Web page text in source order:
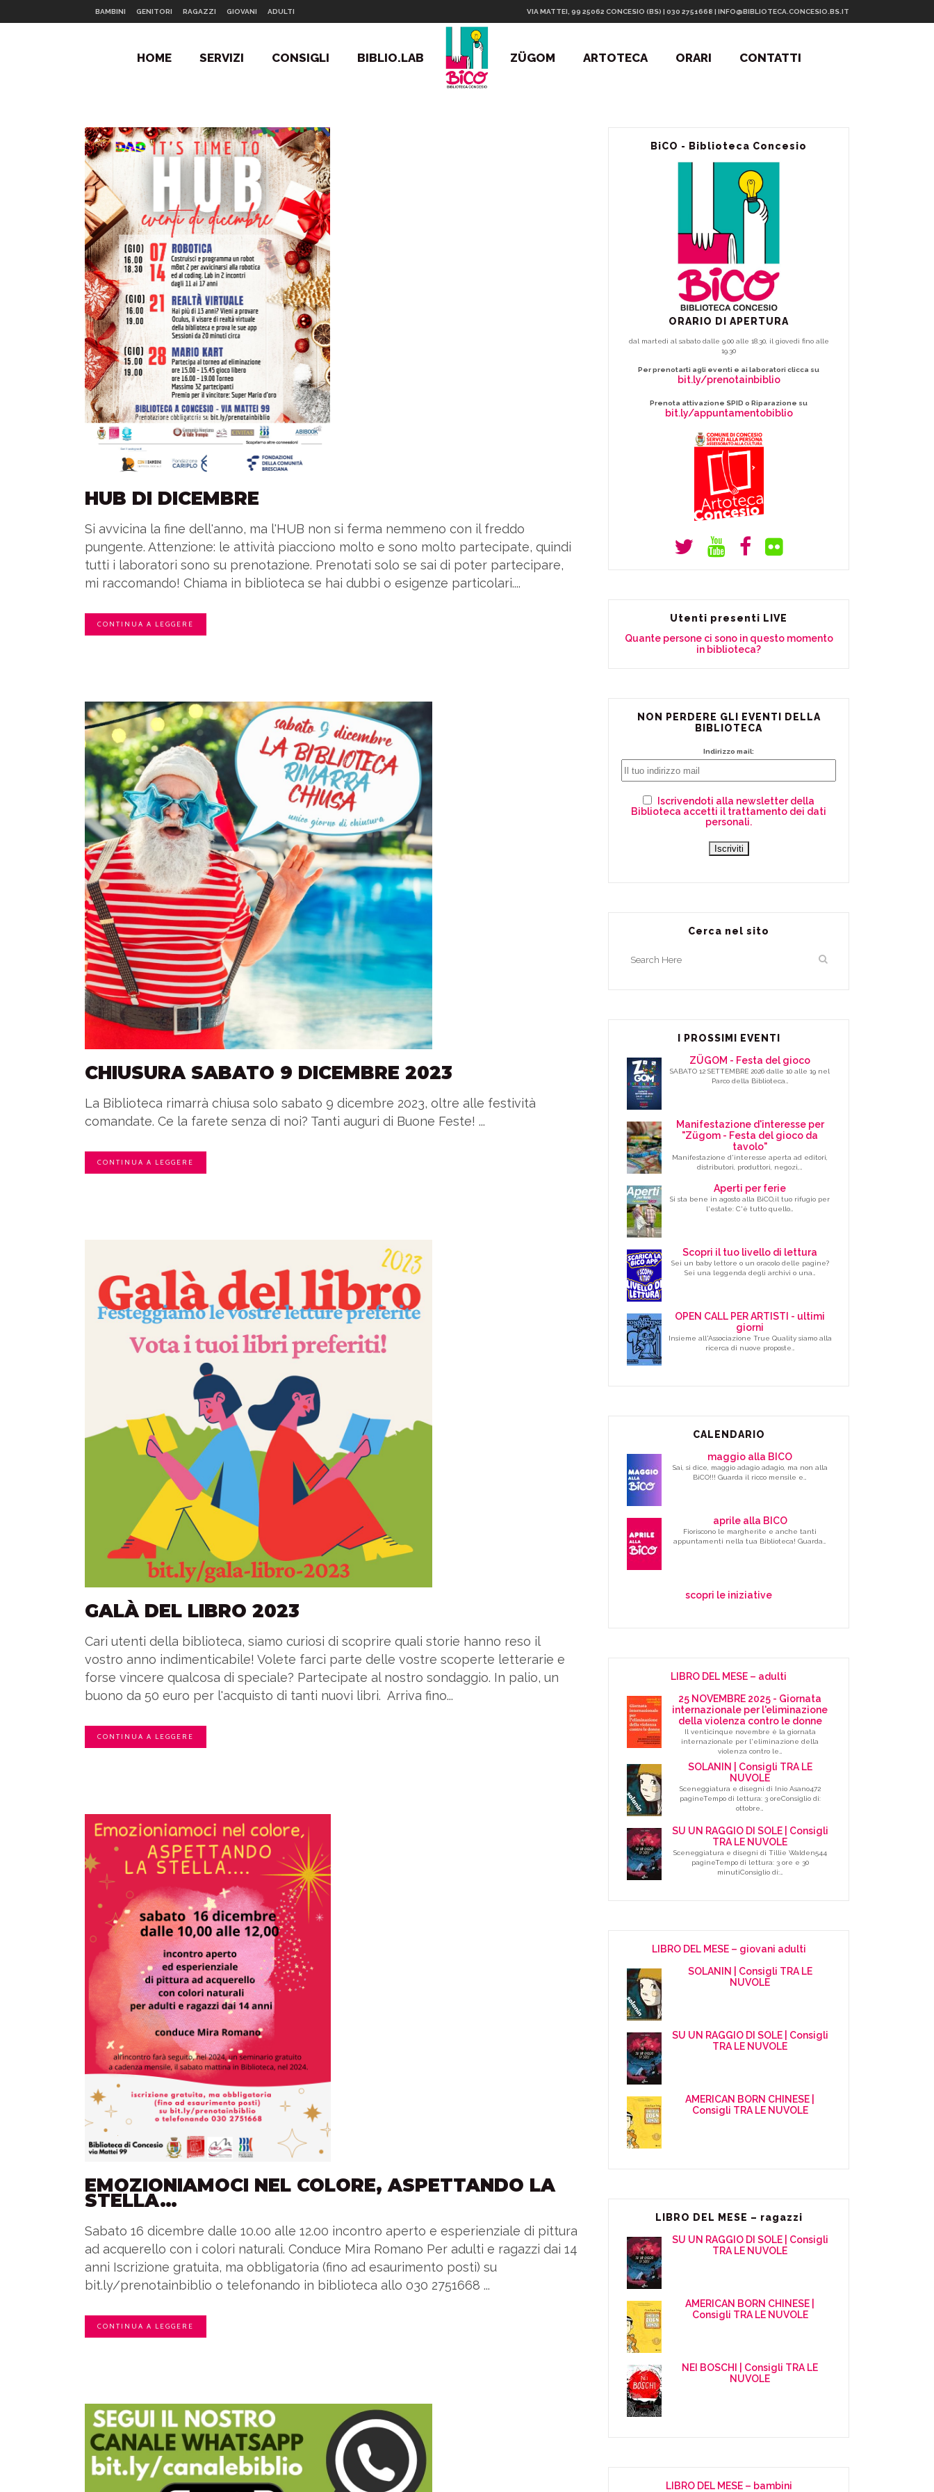
BAMBINI GENITORI RAGAZZI GIOVANI ADULTI VIA MATTEI, 99 25062 CONCESIO (BS) | 030 2751668 | INFO@BIBLIOTECA.CONCESIO.BS.IT
HOME SERVIZI CONSIGLI BIBLIO.LAB ZÜGOM ARTOTECA ORARI CONTATTI
HUB DI DICEMBRE
Si avvicina la fine dell'anno, ma l'HUB non si ferma nemmeno con il freddo
pungente. Attenzione: le attività piacciono molto e sono molto partecipate, quindi
tutti i laboratori sono su prenotazione. Prenotati solo se sai di poter partecipare,
mi raccomando! Chiama in biblioteca se hai dubbi o esigenze particolari....
CONTINUA A LEGGERE
CHIUSURA SABATO 9 DICEMBRE 2023
La Biblioteca rimarrà chiusa solo sabato 9 dicembre 2023, oltre alle festività
comandate. Ce la farete senza di noi? Tanti auguri di Buone Feste! ...
CONTINUA A LEGGERE
GALÀ DEL LIBRO 2023
Cari utenti della biblioteca, siamo curiosi di scoprire quali storie hanno reso il
vostro anno indimenticabile! Volete farci parte delle vostre scoperte letterarie e
forse vincere qualcosa di speciale? Partecipate al nostro sondaggio. In palio, un
buono da 50 euro per l'acquisto di tanti nuovi libri. Arriva fino...
CONTINUA A LEGGERE
EMOZIONIAMOCI NEL COLORE, ASPETTANDO LA
STELLA…
Sabato 16 dicembre dalle 10.00 alle 12.00 incontro aperto e esperienziale di pittura
ad acquerello con i colori naturali. Conduce Mira Romano Per adulti e ragazzi dai 14
anni Iscrizione gratuita, ma obbligatoria (fino ad esaurimento posti) su
bit.ly/prenotainbiblio o telefonando in biblioteca allo 030 2751668 ...
CONTINUA A LEGGERE
BiCO - Biblioteca Concesio
ORARIO DI APERTURA
dal martedì al sabato dalle 9.00 alle 18.30, il giovedì fino alle
19.30
Per prenotarti agli eventi e ai laboratori clicca su
bit.ly/prenotainbiblio
Prenota attivazione SPID o Riparazione su
bit.ly/appuntamentobiblio
Utenti presenti LIVE
Quante persone ci sono in questo momento
in biblioteca?
NON PERDERE GLI EVENTI DELLA
BIBLIOTECA
Indirizzo mail:
Iscrivendoti alla newsletter della
Biblioteca accetti il trattamento dei dati
personali.
Cerca nel sito
I PROSSIMI EVENTI
ZÜGOM - Festa del gioco
SABATO 12 SETTEMBRE 2026 dalle 10 alle 19 nel
Parco della Biblioteca…
Manifestazione d'interesse per
"Zügom - Festa del gioco da
tavolo"
Manifestazione d'interesse aperta ad editori,
distributori, produttori, negozi,…
Aperti per ferie
Si sta bene in agosto alla BiCO,il tuo rifugio per
l'estate: C'è tutto quello…
Scopri il tuo livello di lettura
Sei un baby lettore o un oracolo delle pagine?
Sei una leggenda degli archivi o una…
OPEN CALL PER ARTISTI - ultimi
giorni
Insieme all'Associazione True Quality siamo alla
ricerca di nuove proposte…
CALENDARIO
maggio alla BICO
Sai, si dice, maggio adagio adagio, ma non alla
BiCO!!! Guarda il ricco mensile e…
aprile alla BICO
Fioriscono le margherite e anche tanti
appuntamenti nella tua Biblioteca! Guarda…
scopri le iniziative
LIBRO DEL MESE – adulti
25 NOVEMBRE 2025 - Giornata
internazionale per l'eliminazione
della violenza contro le donne
Il venticinque novembre è la giornata
internazionale per l'eliminazione della
violenza contro le…
SOLANIN | Consigli TRA LE
NUVOLE
Sceneggiatura e disegni di Inio Asano472
pagineTempo di lettura: 3 oreConsiglio di:
ottobre…
SU UN RAGGIO DI SOLE | Consigli
TRA LE NUVOLE
Sceneggiatura e disegni di Tillie Walden544
pagineTempo di lettura: 3 ore e 30
minutiConsiglio di:…
LIBRO DEL MESE – giovani adulti
SOLANIN | Consigli TRA LE
NUVOLE
SU UN RAGGIO DI SOLE | Consigli
TRA LE NUVOLE
AMERICAN BORN CHINESE |
Consigli TRA LE NUVOLE
LIBRO DEL MESE – ragazzi
SU UN RAGGIO DI SOLE | Consigli
TRA LE NUVOLE
AMERICAN BORN CHINESE |
Consigli TRA LE NUVOLE
NEI BOSCHI | Consigli TRA LE
NUVOLE
LIBRO DEL MESE – bambini